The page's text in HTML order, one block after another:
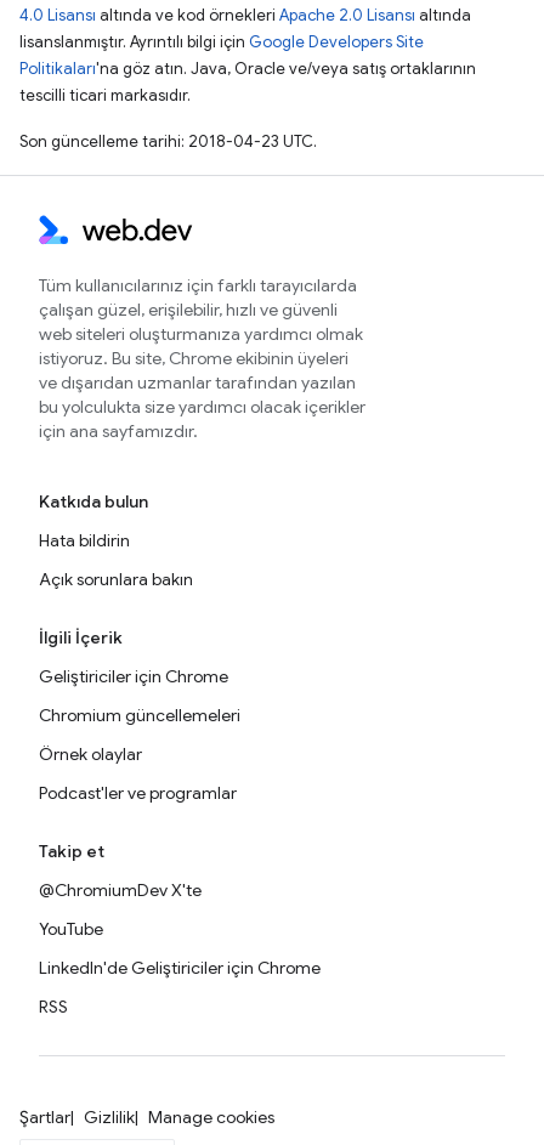
4.0 Lisansı altında ve kod örnekleri Apache 2.0 Lisansı altında
lisanslanmıştır. Ayrıntılı bilgi için Google Developers Site
Politikaları'na göz atın. Java, Oracle ve/veya satış ortaklarının
tescilli ticari markasıdır.
Son güncelleme tarihi: 2018-04-23 UTC.
Tüm kullanıcılarınız için farklı tarayıcılarda
çalışan güzel, erişilebilir, hızlı ve güvenli
web siteleri oluşturmanıza yardımcı olmak
istiyoruz. Bu site, Chrome ekibinin üyeleri
ve dışarıdan uzmanlar tarafından yazılan
bu yolculukta size yardımcı olacak içerikler
için ana sayfamızdır.
Katkıda bulun
Hata bildirin
Açık sorunlara bakın
İlgili İçerik
Geliştiriciler için Chrome
Chromium güncellemeleri
Örnek olaylar
Podcast'ler ve programlar
Takip et
@ChromiumDev X'te
YouTube
LinkedIn'de Geliştiriciler için Chrome
RSS
Şartlar Gizlilik Manage cookies